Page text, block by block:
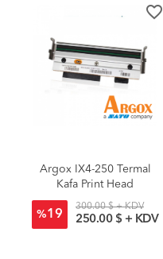
favorite_border
Argox IX4-250 Termal
Kafa Print Head
%19
300.00 $ + KDV
250.00 $ + KDV